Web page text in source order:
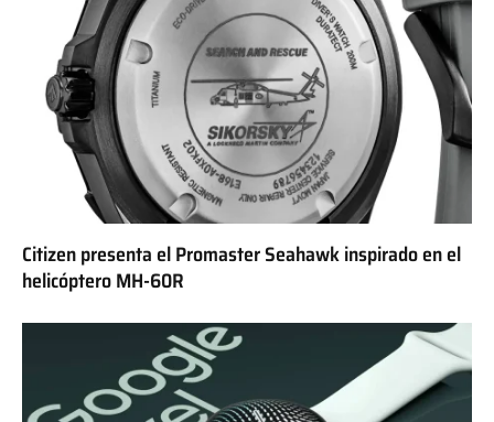
Citizen presenta el Promaster Seahawk inspirado en el
helicóptero MH-60R